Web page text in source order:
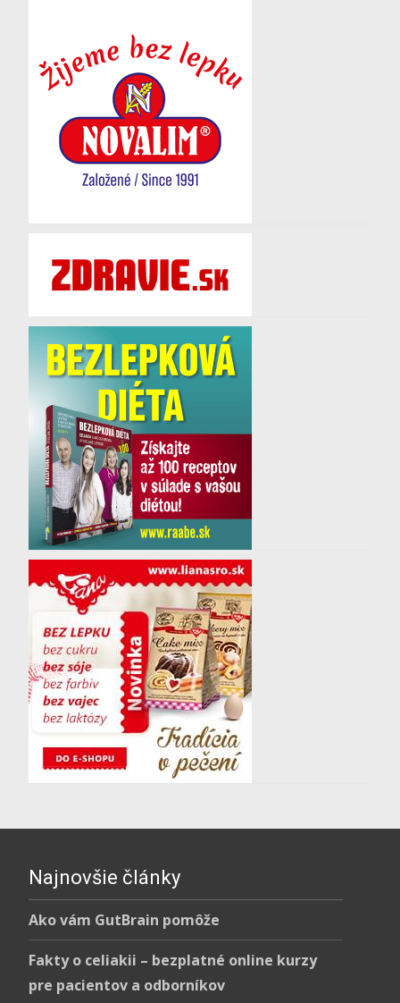
Najnovšie články
Ako vám GutBrain pomôže
Fakty o celiakii – bezplatné online kurzy
pre pacientov a odborníkov